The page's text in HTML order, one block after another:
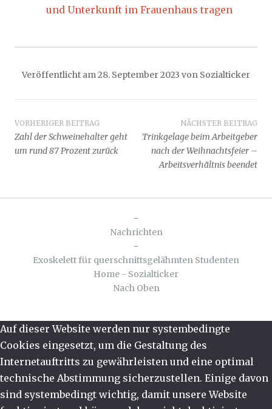
und Unterkunft im Frauenhaus tragen
Veröffentlicht am28. September 2023 von Sozialticker
Beitragsnavigation
VORHERIGER BEITRAG
Zahl der Schweinehalter geht
um rund 87 Prozent zurück
NÄCHSTER BEITRAG
Trinkgelage beim Arbeitgeber
nach der Weihnachtsfeier –
Arbeitsverhältnis beendet
-
Nachrichten
-
Exoskelett für querschnittsgelähmten Studenten
Home - Sozialticker
Nach Oben
Auf dieser Website werden nur systembedingte
Cookies eingesetzt, um die Gestaltung des
Internetauftritts zu gewährleisten und eine optimal
technische Abstimmung sicherzustellen. Einige davon
sind systembedingt wichtig, damit unsere Website